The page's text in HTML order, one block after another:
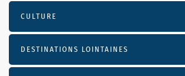
CULTURE
DESTINATIONS LOINTAINES